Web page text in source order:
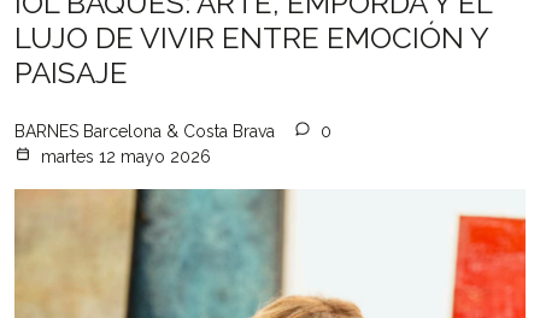
LUJO DE VIVIR ENTRE EMOCIÓN Y
PAISAJE
BARNES Barcelona & Costa Brava
0
martes 12 mayo 2026